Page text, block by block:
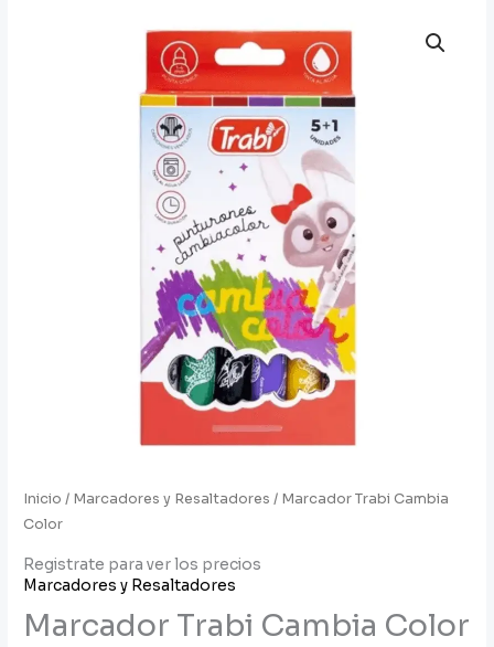
Inicio / Marcadores y Resaltadores / Marcador Trabi Cambia
Color
Registrate para ver los precios
Marcadores y Resaltadores
Marcador Trabi Cambia Color